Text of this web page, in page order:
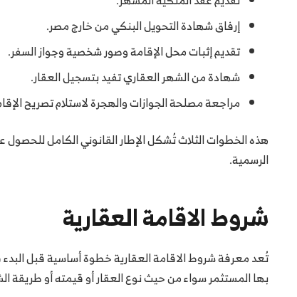
إرفاق شهادة التحويل البنكي من خارج مصر.
تقديم إثبات محل الإقامة وصور شخصية وجواز السفر.
شهادة من الشهر العقاري تفيد بتسجيل العقار.
مراجعة مصلحة الجوازات والهجرة لاستلام تصريح
هذه الخطوات الثلاث تُشكل الإطار القانوني الكامل
الرسمية.
شروط الاقامة العقارية
تُعد معرفة شروط الاقامة العقارية خطوة أساسية قبل البدء
بها المستثمر سواء من حيث نوع العقار أو قيمته أو طريقة